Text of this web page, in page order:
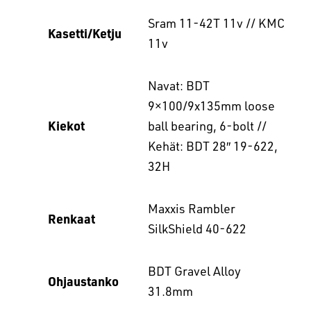
Kasetti/Ketju
Sram 11-42T 11v // KMC
11v
Kiekot
Navat: BDT
9×100/9x135mm loose
ball bearing, 6-bolt //
Kehät: BDT 28″ 19-622,
32H
Renkaat
Maxxis Rambler
SilkShield 40-622
Ohjaustanko
BDT Gravel Alloy
31.8mm